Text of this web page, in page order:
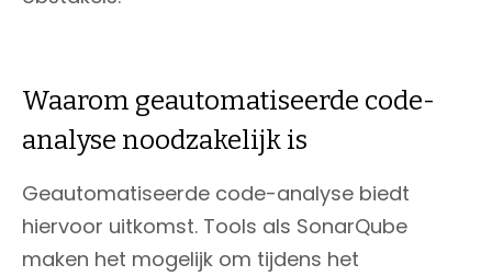
Waarom geautomatiseerde code-
analyse noodzakelijk is
Geautomatiseerde code-analyse biedt
hiervoor uitkomst. Tools als SonarQube
maken het mogelijk om tijdens het